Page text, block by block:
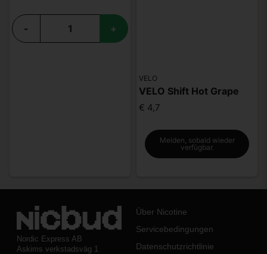
- +
VELO
VELO Shift Hot Grape
€ 4,7
Melden, sobald wieder
verfügbar.
Nordic Express AB
Askims verkstadsväg 1
Über Nicotine
Servicebedingungen
Datenschutzrichtlinie